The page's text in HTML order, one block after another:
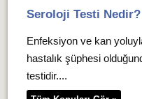
Seroloji Testi Nedir?
Enfeksiyon ve kan
hastalık şüphesi
testidir....